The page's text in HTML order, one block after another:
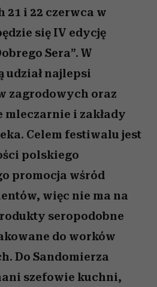
21 i 22 czerwca w
się IV edycję
Sera”. W
udział najlepsi
zagrodowych oraz
mleczarnie i zakłady
Celem festiwalu jest
polskiego
promocja wśród
więc nie ma na
seropodobne
do worków
Do Sandomierza
szefowie kuchni,